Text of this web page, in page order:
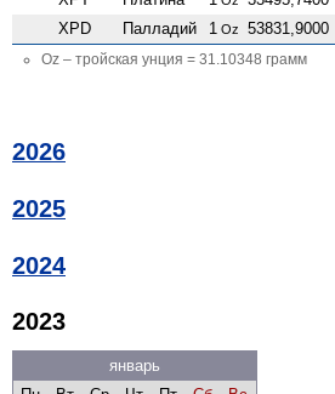
XPD Палладий 1 Oz 53831,9000
Oz – тройская унция = 31.10348 грамм
2026
2025
2024
2023
январь